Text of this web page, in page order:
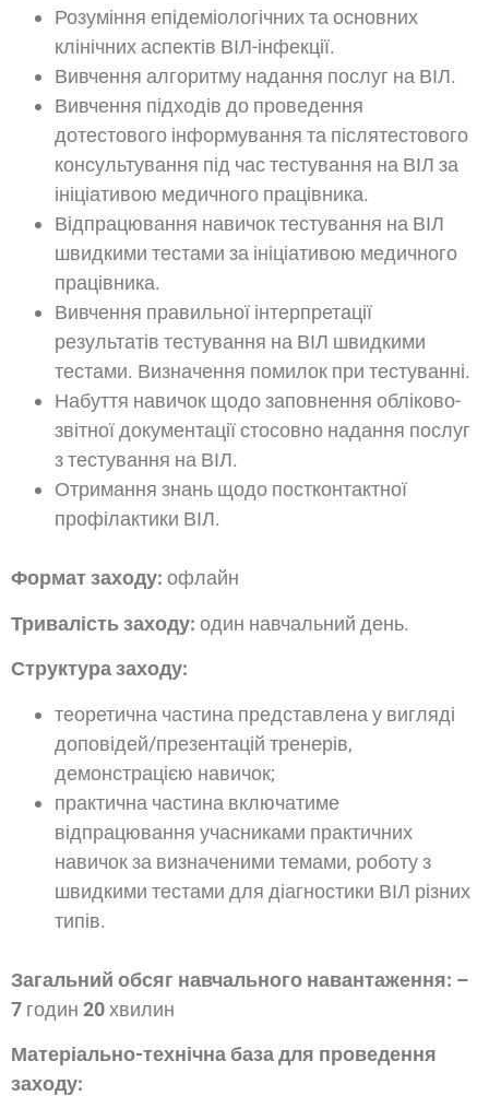
Розуміння епідеміологічних та основних
клінічних аспектів ВІЛ-інфекції.
Вивчення алгоритму надання послуг на ВІЛ.
Вивчення підходів до проведення
дотестового інформування та післятестового
консультування під час тестування на ВІЛ за
ініціативою медичного працівника.
Відпрацювання навичок тестування на ВІЛ
швидкими тестами за ініціативою медичного
працівника.
Вивчення правильної інтерпретації
результатів тестування на ВІЛ швидкими
тестами. Визначення помилок при тестуванні.
Набуття навичок щодо заповнення обліково-
звітної документації стосовно надання послуг
з тестування на ВІЛ.
Отримання знань щодо постконтактної
профілактики ВІЛ.
Формат заходу: офлайн
Тривалість заходу: один навчальний день.
Структура заходу:
теоретична частина представлена у вигляді
доповідей/презентацій тренерів,
демонстрацією навичок;
практична частина включатиме
відпрацювання учасниками практичних
навичок за визначеними темами, роботу з
швидкими тестами для діагностики ВІЛ різних
типів.
Загальний обсяг навчального навантаження: –
7 годин 20хвилин
Матеріально-технічна база для проведення
заходу: